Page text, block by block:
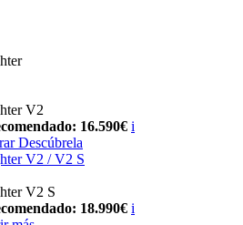
V2
16.590€ i
Descúbrela
V2 / V2 S
V2 S
18.990€ i